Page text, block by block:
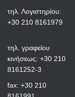
τηλ. Λογιστηρίου:
+30 210 8161979
τηλ. γραφείου
κινήσεως: +30 210
8161252-3
fax: +30 210